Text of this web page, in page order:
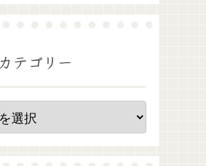
カテゴリー